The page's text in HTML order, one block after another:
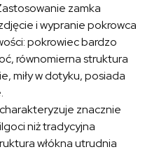
zamka
i wypranie pokrowca
pokrowiec bardzo
równomierna struktura
miły w dotyku, posiada
charakteryzuje znacznie
niż tradycyjna
włókna utrudnia